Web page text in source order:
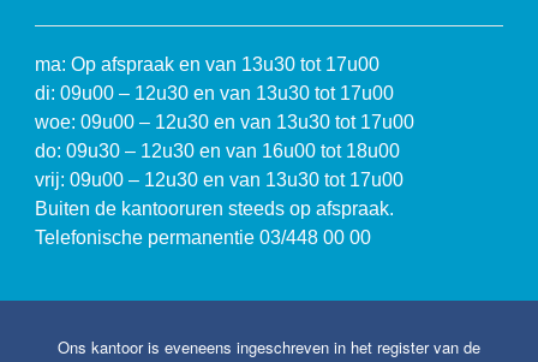
ma: Op afspraak en van 13u30 tot 17u00
di: 09u00 – 12u30 en van 13u30 tot 17u00
woe: 09u00 – 12u30 en van 13u30 tot 17u00
do: 09u30 – 12u30 en van 16u00 tot 18u00
vrij: 09u00 – 12u30 en van 13u30 tot 17u00
Buiten de kantooruren steeds op afspraak.
Telefonische permanentie 03/448 00 00
Ons kantoor is eveneens ingeschreven in het register van de